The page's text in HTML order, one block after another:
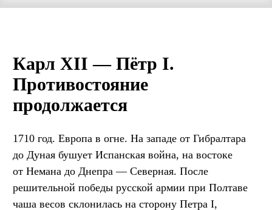
Карл XII — Пётр I.
Противостояние
продолжается
1710 год. Европа в огне. На западе от Гибралтара
до Дуная бушует Испанская война, на востоке
от Немана до Днепра — Северная. После
решительной победы русской армии при Полтаве
чаша весов склонилась на сторону Петра I,